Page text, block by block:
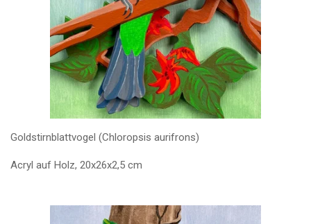
Goldstirnblattvogel (Chloropsis aurifrons)
Acryl auf Holz, 20x26x2,5 cm